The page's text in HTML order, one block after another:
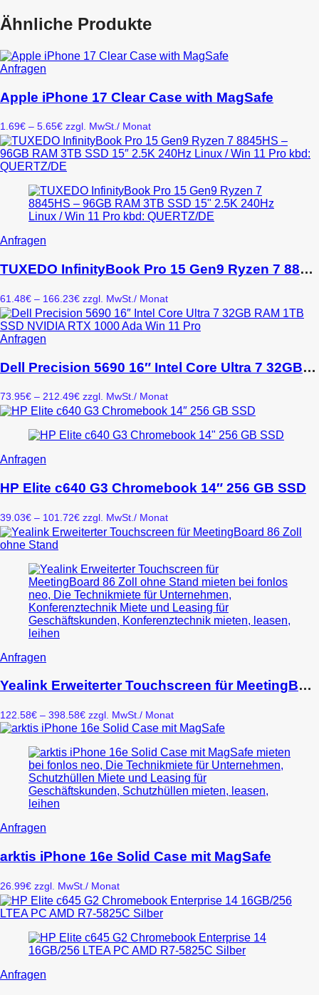
Ähnliche Produkte
Anfragen
weist
mehrere
auf.
Die
Optionen
können
auf
der
Produktseite
gewählt
Apple iPhone 17 Clear Case with MagSafe
1.69€ – 5.65€Preisspanne:
1.69€
bis
5.65€
zzgl. MwSt./ Monat
Anfragen
weist
mehrere
auf.
Die
Optionen
können
der
gewählt
werden
TUXEDO InfinityBook Pro 15 Gen9 Ryzen 7 8845HS – 96GB RAM 3TB SSD 15″ 2.5K 240Hz Linux / Win 11 Pro kbd: QUERTZ/DE
61.48€ – 166.23€Preisspanne:
61.48€
bis
zzgl. MwSt. / Monat
Anfragen
weist
mehrere
auf.
Die
Optionen
können
der
gewählt
Dell Precision 5690 16″ Intel Core Ultra 7 32GB RAM 1TB SSD NVIDIA RTX 1000 Ada Win 11 Pro
73.95€ – 212.49€Preisspanne:
73.95€
212.49€
zzgl. MwSt./ Monat
Anfragen
weist
mehrere
auf.
Die
Optionen
auf
der
Produktseite
gewählt
werden
HP Elite c640 G3 Chromebook 14″ 256 GB SSD
39.03€ – 101.72€Preisspanne:
39.03€
zzgl. MwSt. / Monat
Anfragen
weist
mehrere
auf.
Die
Optionen
können
auf
der
Produktseite
gewählt
Yealink Erweiterter Touchscreen für MeetingBoard 86 Zoll ohne Stand
122.58€ – 398.58€Preisspanne:
122.58€
398.58€
zzgl. MwSt. / Monat
Anfragen
arktis iPhone 16e Solid Case mit MagSafe
26.99€ zzgl. MwSt. / Monat
Anfragen